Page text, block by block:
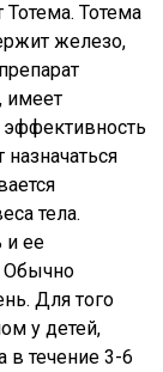
Тотема. Тотема
железо,
имеет
тела.
и ее
Обычно
Для того
у детей,
в течение 3-6